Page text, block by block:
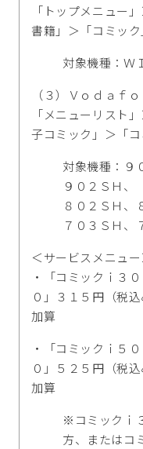
「トップメニュー
書籍」＞「コミッ
対象機種：Ｗ
（３）Ｖｏｄａｆ
「メニューリスト
子コミック」＞「コ
対象機種：９
９０２ＳＨ、
８０２ＳＨ、
７０３ＳＨ、
＜サービスメニュー
・「コミックｉ３
０」３１５円（税
加算
・「コミックｉ５
０」５２５円（税
加算
※コミックｉ
方、またはコ